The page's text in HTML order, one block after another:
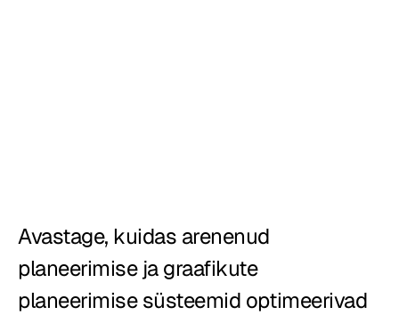
Toitlustus
Hinnad
Avastage, kuidas arenenud
planeerimise ja graafikute
planeerimise süsteemid optimeerivad